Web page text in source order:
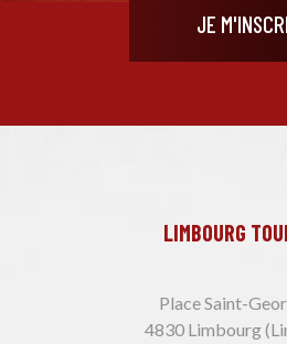
LIMBOURG
Place Saint-
4830 Limbourg